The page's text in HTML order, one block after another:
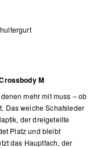
M
mehr mit muss – ob
Das weiche Schafsleder
der dreigeteilte
Platz und bleibt
das Hauptfach, der